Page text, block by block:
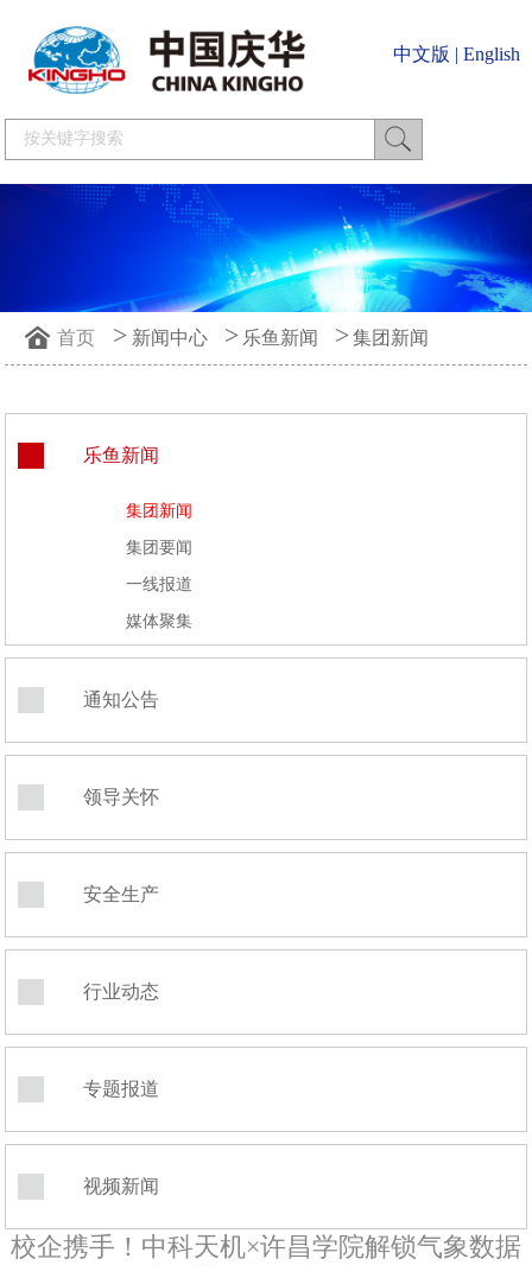
中文版 | English
首页 > 新闻中心 > 乐鱼新闻 > 集团新闻
乐鱼新闻
集团新闻
集团要闻
一线报道
媒体聚集
通知公告
领导关怀
安全生产
行业动态
专题报道
视频新闻
校企携手！中科天机×许昌学院解锁气象数据